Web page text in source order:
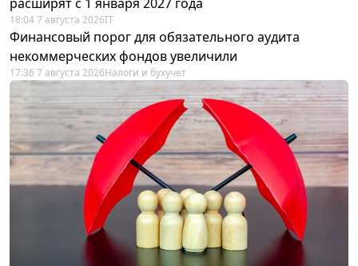
расширят с 1 января 2027 года
18:04 7 августа 2026IT
Финансовый порог для обязательного аудита
некоммерческих фондов увеличили
17:36 7 августа 2026Налоги и бухучет